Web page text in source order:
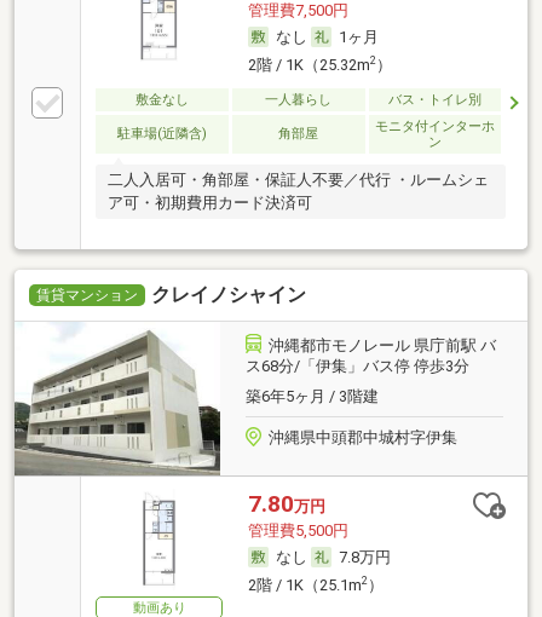
管理費7,500円
なし
1ヶ月
2階 / 1K（25.32m2）
敷金なし 一人暮らし バス・トイレ別
駐車場(近隣含) 角部屋
モニタ付インターホ
ン
二人入居可・角部屋・保証人不要／代行 ・ルームシェ
ア可・初期費用カード決済可
賃貸マンション クレイノシャイン
沖縄都市モノレール 県庁前駅 バ
ス68分/「伊集」バス停 停歩3分
築6年5ヶ月 / 3階建
沖縄県中頭郡中城村字伊集
動画あり
7.80万円
管理費5,500円
なし
7.8万円
2階 / 1K（25.1m2）